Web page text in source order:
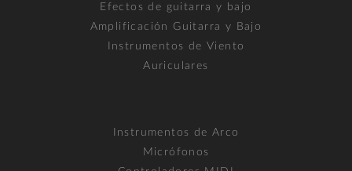
Efectos de guitarra y bajo
Amplificación Guitarra y Bajo
Instrumentos de Viento
Auriculares
Instrumentos de Arco
Micrófonos